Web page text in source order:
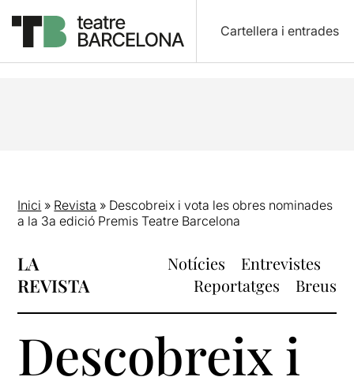
Cartellera i entrades
Inici » Revista » Descobreix i vota les obres nominades
a la 3a edició Premis Teatre Barcelona
LA
REVISTA
Notícies
Entrevistes
Reportatges
Breus
Descobreix i